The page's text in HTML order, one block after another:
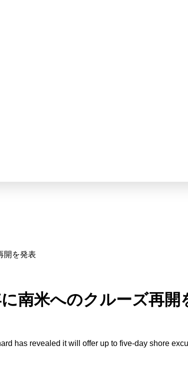
開を発表
南米へのクルーズ再開
has revealed it will offer up to five-day shore